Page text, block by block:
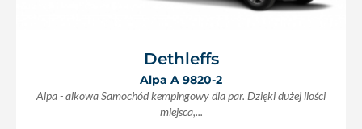
Dethleffs
Alpa A 9820-2
Alpa - alkowa Samochód kempingowy dla par. Dzięki dużej ilości
miejsca,...